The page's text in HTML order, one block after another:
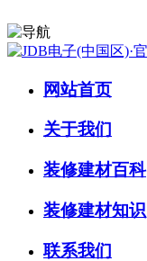
网站首页
关于我们
装修建材百科
装修建材知识
联系我们